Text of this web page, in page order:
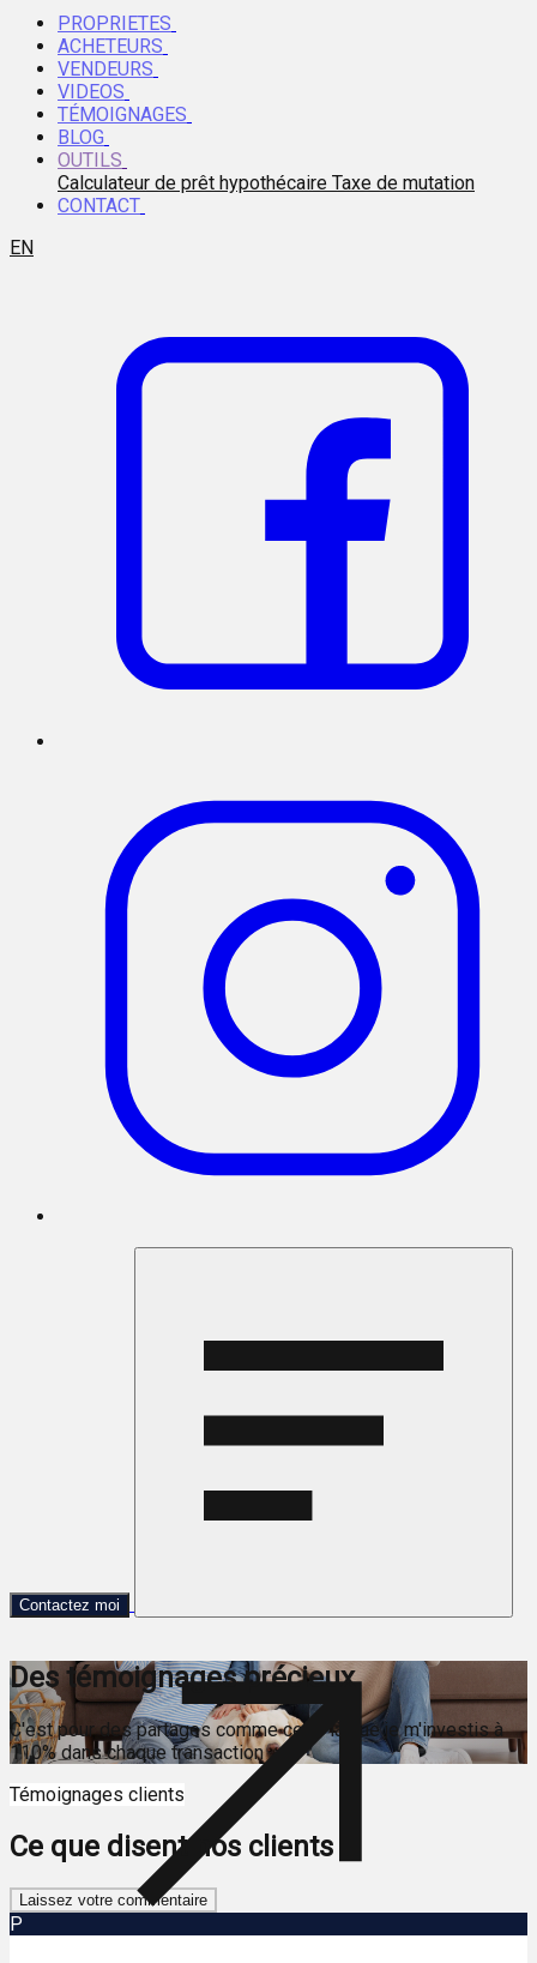
PROPRIETES
ACHETEURS
VENDEURS
VIDEOS
TÉMOIGNAGES
BLOG
OUTILS
Calculateur de prêt hypothécaire Taxe de mutation
CONTACT
EN
Contactez moi
Des témoignages précieux
C'est pour des partages comme ceux-là que je m'investis à
110% dans chaque transaction
Témoignages clients
Ce que disent nos clients
Laissez votre commentaire
P